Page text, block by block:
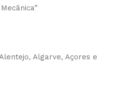
Algarve, Açores e